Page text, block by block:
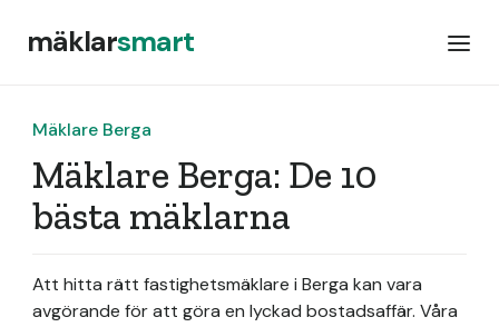
mäklarsmart
Mäklare Berga
Mäklare Berga: De 10
bästa mäklarna
Att hitta rätt fastighetsmäklare i Berga kan vara
avgörande för att göra en lyckad bostadsaffär. Våra